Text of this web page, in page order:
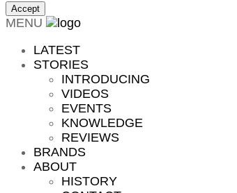
Accept
MENU
LATEST
STORIES
INTRODUCING
VIDEOS
EVENTS
KNOWLEDGE
REVIEWS
BRANDS
ABOUT
HISTORY